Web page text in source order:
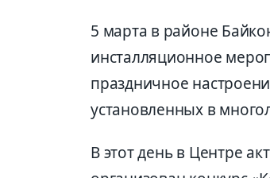
5 марта в районе
инсталляционное
праздничное
установленных в
В этот день в Центре